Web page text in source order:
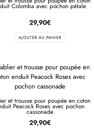
Colomba avec pochon pétale
29,90€
AJOUTER AU PANIER
et trousse pour poupée en coton
Peacock Roses avec pochon
cassonade
29,90€